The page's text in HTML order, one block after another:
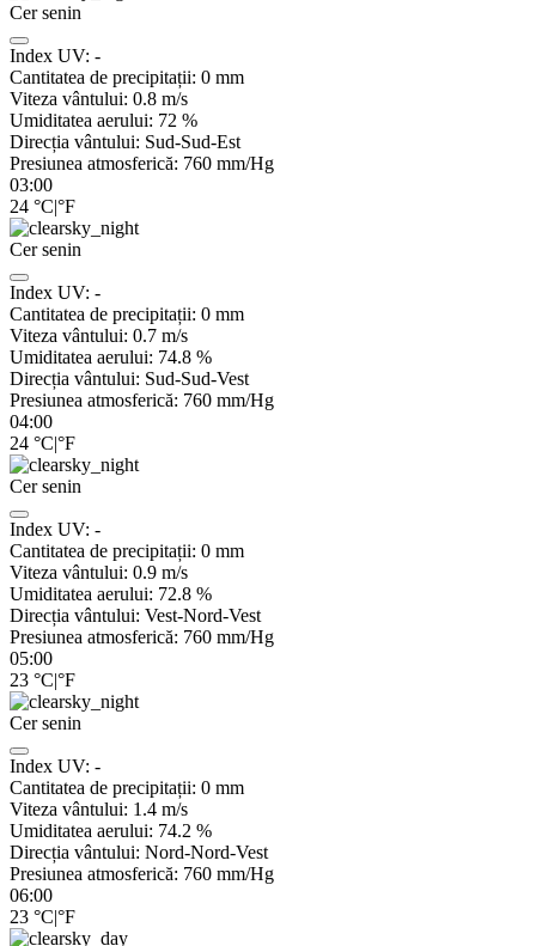
Cer senin
Index UV: -
Cantitatea de precipitații: 0 mm
Viteza vântului: 0.8 m/s
Umiditatea aerului: 72 %
Direcția vântului: Sud-Sud-Est
Presiunea atmosferică: 760 mm/Hg
03:00
24 °C|°F
Cer senin
Index UV: -
Cantitatea de precipitații: 0 mm
Viteza vântului: 0.7 m/s
Umiditatea aerului: 74.8 %
Direcția vântului: Sud-Sud-Vest
Presiunea atmosferică: 760 mm/Hg
04:00
24 °C|°F
Cer senin
Index UV: -
Cantitatea de precipitații: 0 mm
Viteza vântului: 0.9 m/s
Umiditatea aerului: 72.8 %
Direcția vântului: Vest-Nord-Vest
Presiunea atmosferică: 760 mm/Hg
05:00
23 °C|°F
Cer senin
Index UV: -
Cantitatea de precipitații: 0 mm
Viteza vântului: 1.4 m/s
Umiditatea aerului: 74.2 %
Direcția vântului: Nord-Nord-Vest
Presiunea atmosferică: 760 mm/Hg
06:00
23 °C|°F